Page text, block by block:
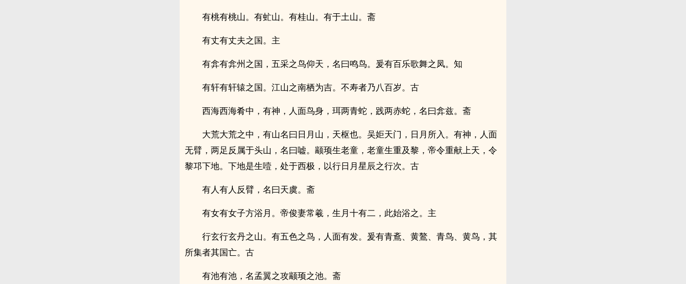
有桃有桃山。有虻山。有桂山。有于土山。斋
有丈有丈夫之国。主
有弇有弇州之国，五采之鸟仰天，名曰鸣鸟。爰有百乐歌舞之凤。知
有轩有轩辕之国。江山之南栖为吉。不寿者乃八百岁。古
西海西海肴中，有神，人面鸟身，珥两青蛇，践两赤蛇，名曰弇兹。斋
大荒大荒之中，有山名曰日月山，天枢也。吴姖天门，日月所入。有神，人面
无臂，两足反属于头山，名曰嘘。颛顼生老童，老童生重及黎，帝令重献上天，令
黎邛下地。下地是生噎，处于西极，以行日月星辰之行次。古
有人有人反臂，名曰天虞。斋
有女有女子方浴月。帝俊妻常羲，生月十有二，此始浴之。主
行玄行玄丹之山。有五色之鸟，人面有发。爰有青鴍、黄鷔、青鸟、黄鸟，其
所集者其国亡。古
有池有池，名孟翼之攻颛顼之池。斋